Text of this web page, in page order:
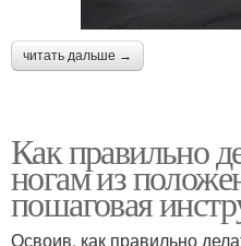
читать дальше →
Как правильно
ногам из
пошаговая
Освоив, как правильно